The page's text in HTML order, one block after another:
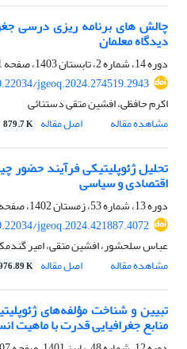
چالش های برنامه ریزی درسی
دیدگاه معلمان
دوره 14، شماره 2، تابستان 1403، صفحه
jgeoq.2024.274519.2943
اکرم حافظی، افشین متقی دستنائی
مشاهده مقاله
اصل مقاله 879.7 K
تحلیل ژئوپلیتیکی فرآیند حضور
اقتصادی و سیاسی
دوره 13، شماره 53، زمستان 1402، صفحه
jgeoq.2024.421887.4072
عباس سلحشور، افشین متقی، امیر
مشاهده مقاله
اصل مقاله K
تبیین و شناخت مؤلفه‌های
منابع جغرافیایی قدرت با ماهیت